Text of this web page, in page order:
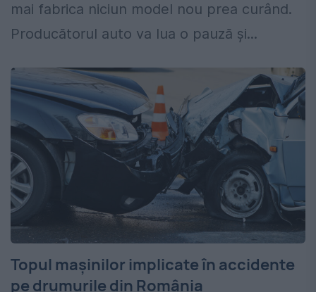
mai fabrica niciun model nou prea curând.
Producătorul auto va lua o pauză și...
Topul mașinilor implicate în accidente
pe drumurile din România